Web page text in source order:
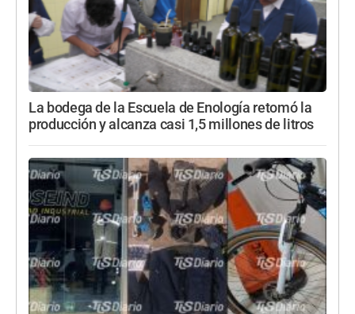
La bodega de la Escuela de Enología retomó la
producción y alcanza casi 1,5 millones de litros